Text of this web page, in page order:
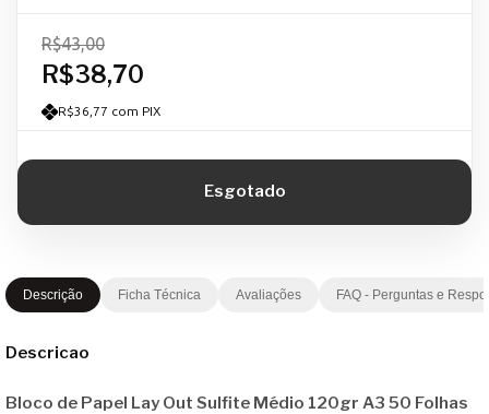
R$38,70
R$43,00
R$36,77 com PIX
Descrição Ficha Técnica Avaliações FAQ - Perguntas e
Descricao
Bloco de Papel Lay Out Sulfite Médio 120gr A3 50 Folhas